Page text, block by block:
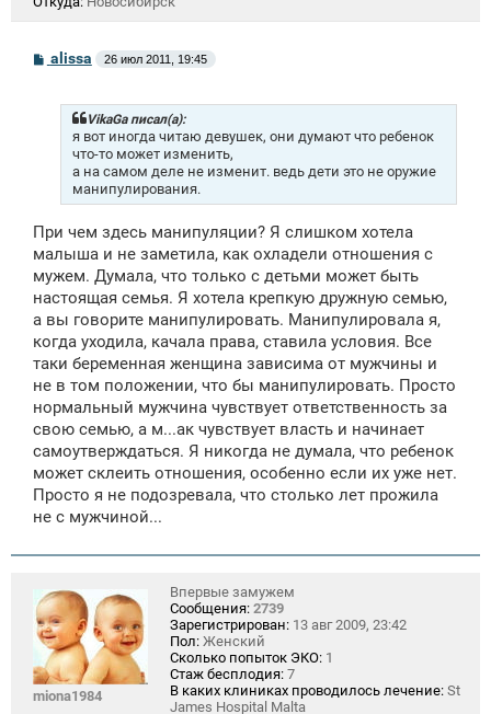
Сalissa 26 июл 2011, 19:45
VikaGa писал(а):
я вот иногда читаю девушек, они думают что ребенок
что-то может изменить,
а на самом деле не изменит. ведь дети это не оружие
манипулирования.
При чем здесь манипуляции? Я слишком хотела
малыша и не заметила, как охладели отношения с
мужем. Думала, что только с детьми может быть
настоящая семья. Я хотела крепкую дружную семью,
а вы говорите манипулировать. Манипулировала я,
когда уходила, качала права, ставила условия. Все
таки беременная женщина зависима от мужчины и
не в том положении, что бы манипулировать. Просто
нормальный мужчина чувствует ответственность за
свою семью, а м...ак чувствует власть и начинает
самоутверждаться. Я никогда не думала, что ребенок
может склеить отношения, особенно если их уже нет.
Просто я не подозревала, что столько лет прожила
не с мужчиной...
miona1984
Впервые замужем
Сообщения: 2739
Зарегистрирован: 13 авг 2009, 23:42
Пол: Женский
Сколько попыток ЭКО: 1
Стаж бесплодия: 7
В каких клиниках проводилось лечение: St
James Hospital Malta